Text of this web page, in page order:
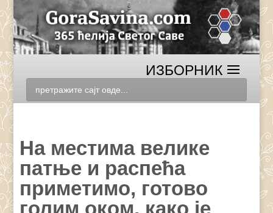
На местима велике
патње и распећа
приметимо, готово